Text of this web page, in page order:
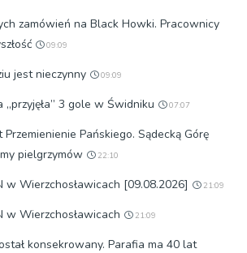
zamówień na Black Howki. Pracownicy
09:09
jest nieczynny 09:09
„przyjęła” 3 gole w Świdniku 07:07
Przemienienie Pańskiego. Sądecką Górę
pielgrzymów
22:10
w Wierzchosławicach [09.08.2026] 21:09
w Wierzchosławicach 21:09
konsekrowany. Parafia ma 40 lat